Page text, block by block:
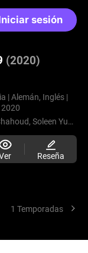
sesión
(2020)
| Alemán, Inglés |
2020
Soleen Yusef
Reseña
1 Temporadas